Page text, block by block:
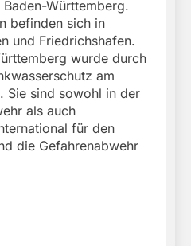
Württemberg.
befinden sich in
und Friedrichshafen.
wurde durch
am
Sie sind sowohl in der
als auch
für den
die Gefahrenabwehr